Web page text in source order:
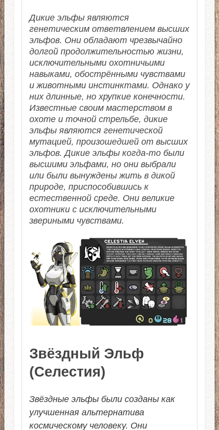
Дикие эльфы являются
генетическим ответвлением высших
эльфов. Они обладают чрезвычайно
долгой продолжительностью жизни,
исключительными охотничьими
навыками, обострёнными чувствами
и животными инстинктами. Однако у
них длинные, но хрупкие конечности.
Известные своим мастерством в
охоте и точной стрельбе, дикие
эльфы являются генетической
мутацией, произошедшей от высших
эльфов. Дикие эльфы когда-то были
высшими эльфами, но они выбрали
или были вынуждены жить в дикой
природе, приспособившись к
естественной среде. Они великие
охотники с исключительными
звериными чувствами.
Звёздный Эльф
(Селестия)
Звёздные эльфы были созданы как
улучшенная альтернатива
космическому человеку. Они